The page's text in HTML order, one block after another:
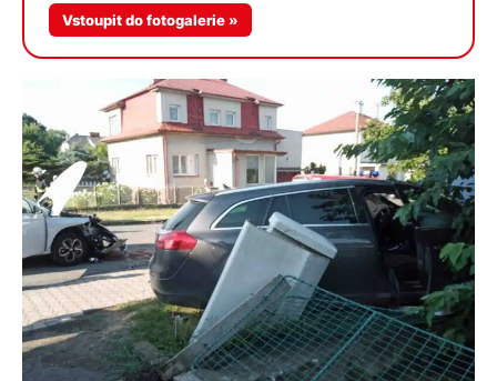
Vstoupit do fotogalerie »